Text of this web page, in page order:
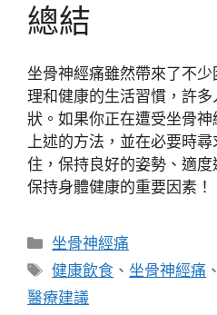
總結
坐骨神經痛雖然帶來了不
理和健康的生活習慣，許
狀。如果你正在遭受坐骨
上述的方法，並在必要時
住，保持良好的姿勢、適
保持身體健康的重要因素！
分
類
坐骨神經痛
標
籤
健康飲食 、坐骨神經痛
醫療建議